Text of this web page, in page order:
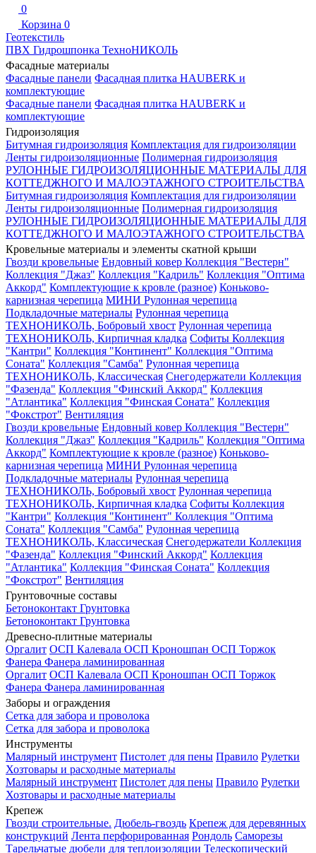
0
Корзина 0
Геотекстиль
ПВХ Гидрошпонка ТехноНИКОЛЬ
Фасадные материалы
Фасадные панели Фасадная плитка HAUBERK и
комплектующие
Фасадные панели Фасадная плитка HAUBERK и
комплектующие
Гидроизоляция
Битумная гидроизоляция Комплектация для гидроизоляции
Ленты гидроизоляционные Полимерная гидроизоляция
РУЛОННЫЕ ГИДРОИЗОЛЯЦИОННЫЕ МАТЕРИАЛЫ ДЛЯ
КОТТЕДЖНОГО И МАЛОЭТАЖНОГО СТРОИТЕЛЬСТВА
Битумная гидроизоляция Комплектация для гидроизоляции
Ленты гидроизоляционные Полимерная гидроизоляция
РУЛОННЫЕ ГИДРОИЗОЛЯЦИОННЫЕ МАТЕРИАЛЫ ДЛЯ
КОТТЕДЖНОГО И МАЛОЭТАЖНОГО СТРОИТЕЛЬСТВА
Кровельные материалы и элементы скатной крыши
Гвозди кровельные Ендовный ковер Коллекция "Вестерн"
Коллекция "Джаз" Коллекция "Кадриль" Коллекция "Оптима
Аккорд" Комплектующие к кровле (разное) Коньково-
карнизная черепица МИНИ Рулонная черепица
Подкладочные материалы Рулонная черепица
ТЕХНОНИКОЛЬ, Бобровый хвост Рулонная черепица
ТЕХНОНИКОЛЬ, Кирпичная кладка Софиты Коллекция
"Кантри" Коллекция "Континент" Коллекция "Оптима
Соната" Коллекция "Самба" Рулонная черепица
ТЕХНОНИКОЛЬ, Классическая Снегодержатели Коллекция
"Фазенда" Коллекция "Финский Аккорд" Коллекция
"Атлантика" Коллекция "Финская Соната" Коллекция
"Фокстрот" Вентиляция
Гвозди кровельные Ендовный ковер Коллекция "Вестерн"
Коллекция "Джаз" Коллекция "Кадриль" Коллекция "Оптима
Аккорд" Комплектующие к кровле (разное) Коньково-
карнизная черепица МИНИ Рулонная черепица
Подкладочные материалы Рулонная черепица
ТЕХНОНИКОЛЬ, Бобровый хвост Рулонная черепица
ТЕХНОНИКОЛЬ, Кирпичная кладка Софиты Коллекция
"Кантри" Коллекция "Континент" Коллекция "Оптима
Соната" Коллекция "Самба" Рулонная черепица
ТЕХНОНИКОЛЬ, Классическая Снегодержатели Коллекция
"Фазенда" Коллекция "Финский Аккорд" Коллекция
"Атлантика" Коллекция "Финская Соната" Коллекция
"Фокстрот" Вентиляция
Грунтовочные составы
Бетоноконтакт Грунтовка
Бетоноконтакт Грунтовка
Древесно-плитные материалы
Оргалит ОСП Калевала ОСП Кроношпан ОСП Торжок
Фанера Фанера ламинированная
Оргалит ОСП Калевала ОСП Кроношпан ОСП Торжок
Фанера Фанера ламинированная
Заборы и ограждения
Сетка для забора и проволока
Сетка для забора и проволока
Инструменты
Малярный инструмент Пистолет для пены Правило Рулетки
Хозтовары и расходные материалы
Малярный инструмент Пистолет для пены Правило Рулетки
Хозтовары и расходные материалы
Крепеж
Гвозди строительные. Дюбель-гвоздь Крепеж для деревянных
конструкций Лента перфорированная Рондоль Саморезы
Тарельчатые дюбели для теплоизоляции Телескопический